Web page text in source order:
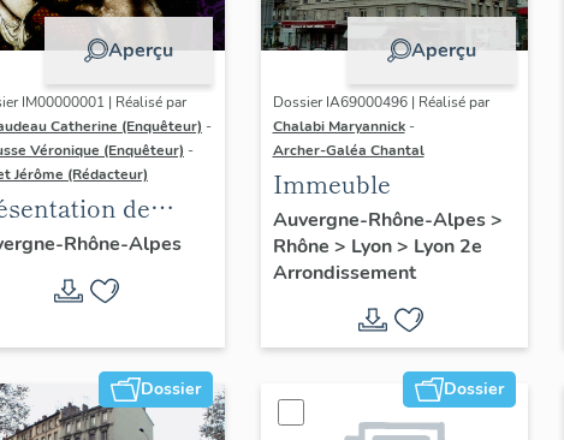
Aperçu
IM00000001 | Réalisé par
Catherine (Enquêteur) -
Véronique (Enquêteur) -
Jérôme (Rédacteur)
de
du
ancien de
Alpes (corpus
Rhône-Alpes
Aperçu
Dossier IA69000496 | Réalisé par
Chalabi Maryannick -
Archer-Galéa Chantal
Immeuble
Auvergne-Rhône-Alpes>
Rhône > Lyon> Lyon 2e
Arrondissement
Dossier Dossier